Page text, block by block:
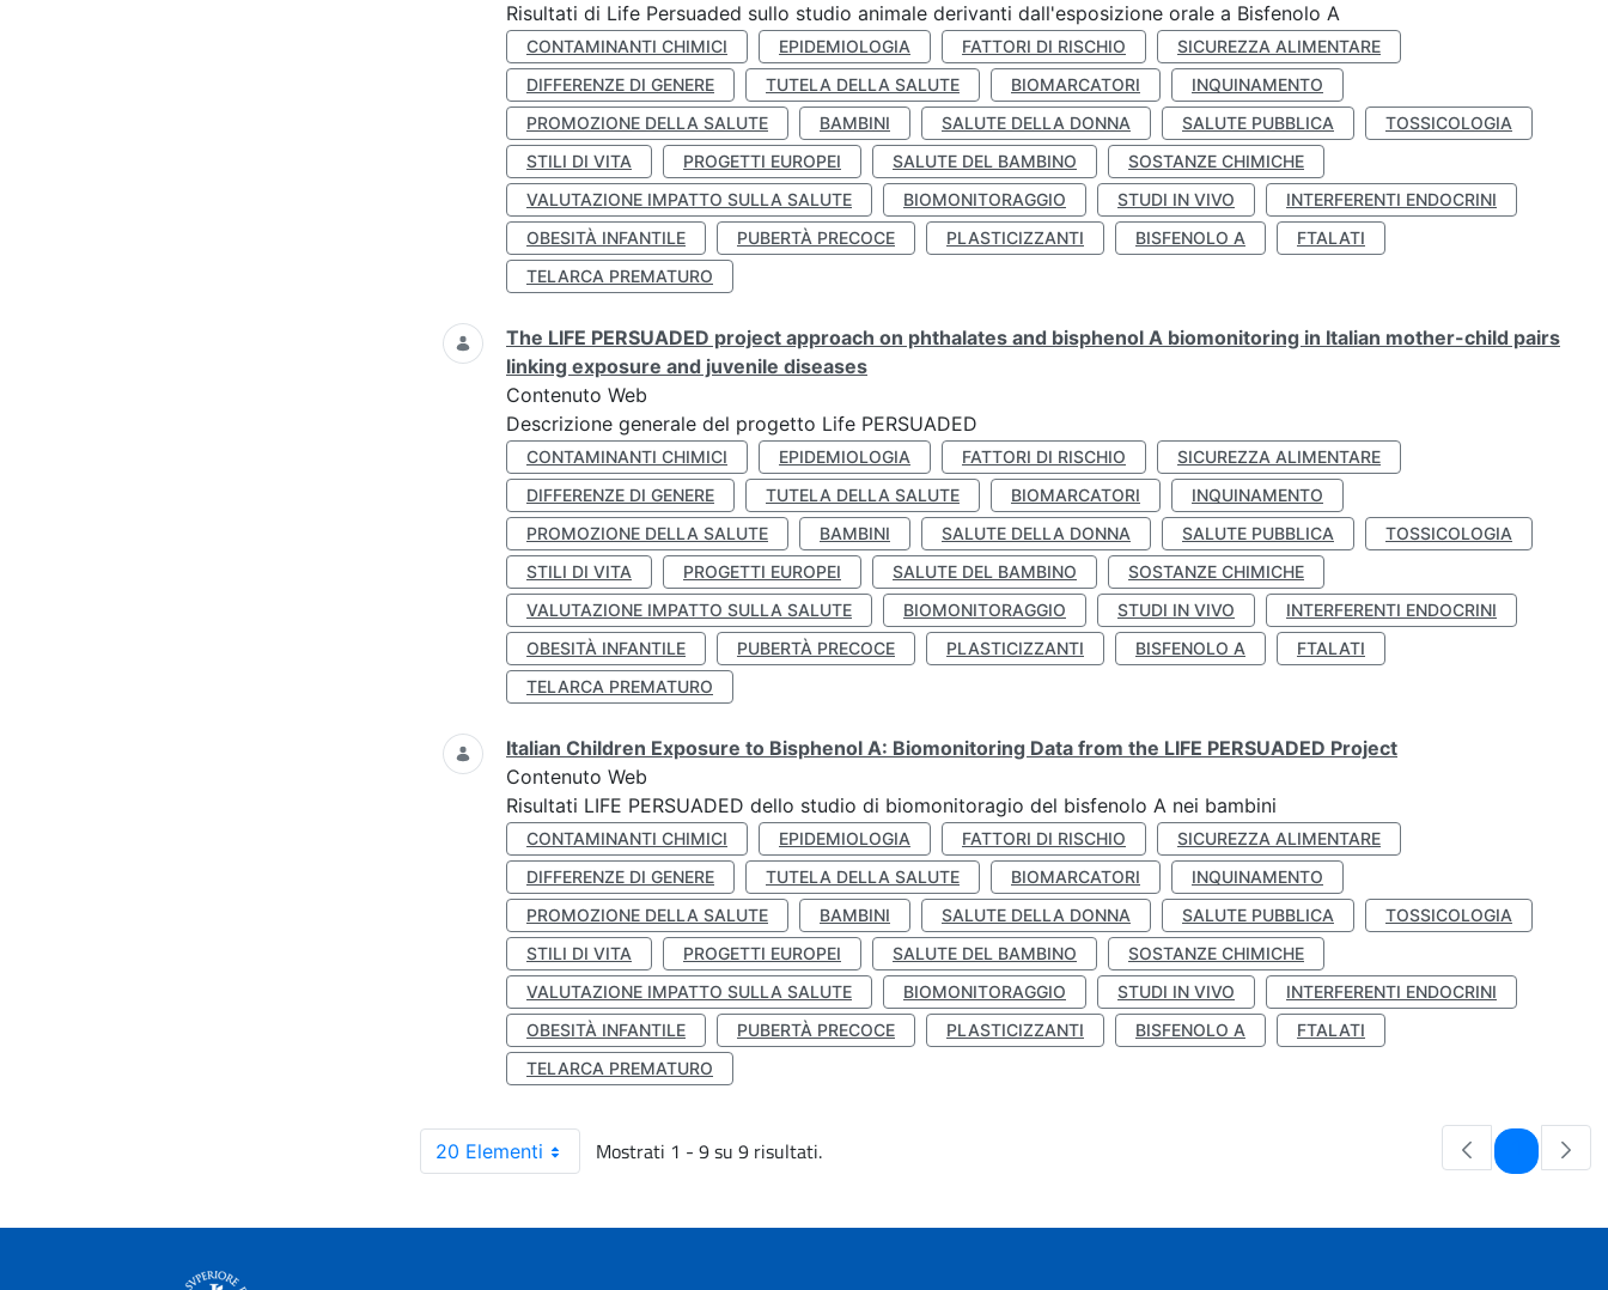
Risultati di Life Persuaded sullo studio animale derivanti dall'esposizione orale a Bisfenolo A
CONTAMINANTI CHIMICI EPIDEMIOLOGIA FATTORI DI RISCHIO
SICUREZZA ALIMENTARE
DIFFERENZE DI GENERE
TUTELA DELLA SALUTE BIOMARCATORI
INQUINAMENTO
PROMOZIONE DELLA SALUTE
BAMBINI SALUTE DELLA DONNA SALUTE PUBBLICA
TOSSICOLOGIA
STILI DI VITA
PROGETTI EUROPEI SALUTE DEL BAMBINO
SOSTANZE CHIMICHE
VALUTAZIONE IMPATTO SULLA SALUTE
BIOMONITORAGGIO STUDI IN VIVO
INTERFERENTI ENDOCRINI
OBESITÀ INFANTILE
PUBERTÀ PRECOCE PLASTICIZZANTI BISFENOLO A
FTALATI
TELARCA PREMATURO
The LIFE PERSUADED project approach on phthalates and bisphenol A biomonitoring in Italian mother-child pairs
linking exposure and juvenile diseases
Contenuto Web
Descrizione generale del progetto Life PERSUADED
CONTAMINANTI CHIMICI EPIDEMIOLOGIA FATTORI DI RISCHIO
SICUREZZA ALIMENTARE
DIFFERENZE DI GENERE
TUTELA DELLA SALUTE BIOMARCATORI
INQUINAMENTO
PROMOZIONE DELLA SALUTE
BAMBINI SALUTE DELLA DONNA SALUTE PUBBLICA
TOSSICOLOGIA
STILI DI VITA
PROGETTI EUROPEI SALUTE DEL BAMBINO
SOSTANZE CHIMICHE
VALUTAZIONE IMPATTO SULLA SALUTE
BIOMONITORAGGIO STUDI IN VIVO
INTERFERENTI ENDOCRINI
OBESITÀ INFANTILE
PUBERTÀ PRECOCE PLASTICIZZANTI BISFENOLO A
FTALATI
TELARCA PREMATURO
Italian Children Exposure to Bisphenol A: Biomonitoring Data from the LIFE PERSUADED Project
Contenuto Web
Risultati LIFE PERSUADED dello studio di biomonitoragio del bisfenolo A nei bambini
CONTAMINANTI CHIMICI EPIDEMIOLOGIA FATTORI DI RISCHIO
SICUREZZA ALIMENTARE
DIFFERENZE DI GENERE
TUTELA DELLA SALUTE BIOMARCATORI
INQUINAMENTO
PROMOZIONE DELLA SALUTE
BAMBINI SALUTE DELLA DONNA SALUTE PUBBLICA
TOSSICOLOGIA
STILI DI VITA
PROGETTI EUROPEI SALUTE DEL BAMBINO
SOSTANZE CHIMICHE
VALUTAZIONE IMPATTO SULLA SALUTE
BIOMONITORAGGIO STUDI IN VIVO
INTERFERENTI ENDOCRINI
OBESITÀ INFANTILE
PUBERTÀ PRECOCE PLASTICIZZANTI BISFENOLO A
FTALATI
TELARCA PREMATURO
20 Elementi Mostrati 1 - 9 su 9 risultati. Pagina